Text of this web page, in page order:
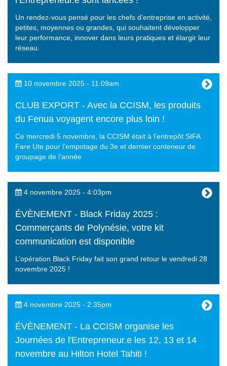
Un rendez-vous pensé pour les chefs d’entreprise en activité,
petites, moyennes ou grandes, qui souhaitent développer
leur performance, innover dans leurs pratiques et élargir leur
réseau.
10 novembre 2025 - 11:09am
CLUB EXPORT - Avec la CCISM, les produits
du Fenua voyagent encore plus loin !
Ce mercredi 5 novembre, la CCISM était à l’entrepôt SIFA
Fare Ute pour l’empotage du 3e et dernier conteneur de
groupage de l’année
4 novembre 2025 - 4:03pm
ÉVÈNEMENT - Black Friday 2025 :
Commerçants de Polynésie, votre kit
communication est disponible
L’opération Black Friday fait son grand retour le vendredi 28
novembre 2025 !
4 novembre 2025 - 2:35pm
ÉVÈNEMENT - La CCISM organise les
Journées de l'Entrepreneur.e les 12, 13 et 14
novembre au Hilton Hotel Tahiti !